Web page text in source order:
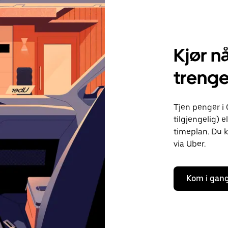
Kjør
Tjen penger i
tilgjengelig)
timeplan. Du
via Uber.
Kom i